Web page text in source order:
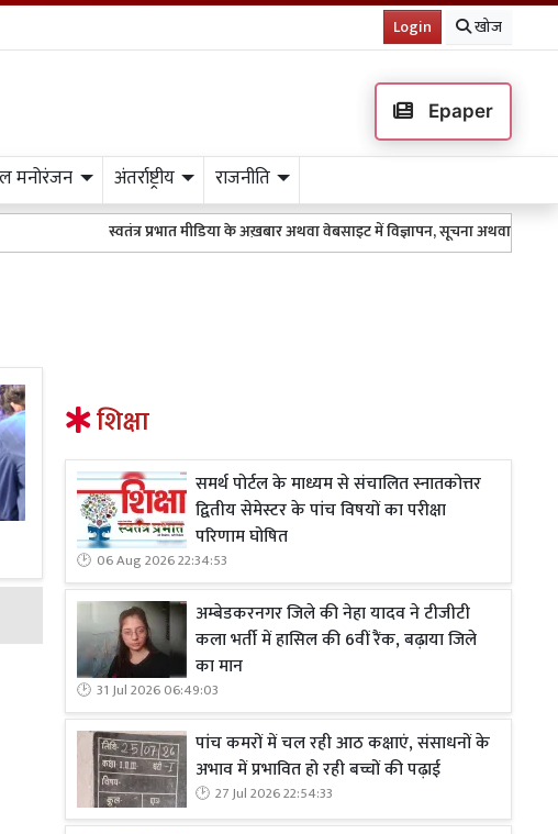
Login खोज
Epaper
मनोरंजन अंतर्राष्ट्रीय राजनीति
स्वतंत्र प्रभात मीडिया के अख़बार अथवा वेबसाइट में विज्ञापन, सूचना अथवा किसी
शिक्षा
समर्थ पोर्टल के माध्यम से संचालित स्नातकोत्तर
द्वितीय सेमेस्टर के पांच विषयों का परीक्षा
परिणाम घोषित
06 Aug 2026 22:34:53
अम्बेडकरनगर जिले की नेहा यादव ने टीजीटी
कला भर्ती में हासिल की 6वीं रैंक, बढ़ाया जिले
का मान
31 Jul 2026 06:49:03
पांच कमरों में चल रही आठ कक्षाएं, संसाधनों के
अभाव में प्रभावित हो रही बच्चों की पढ़ाई
27 Jul 2026 22:54:33